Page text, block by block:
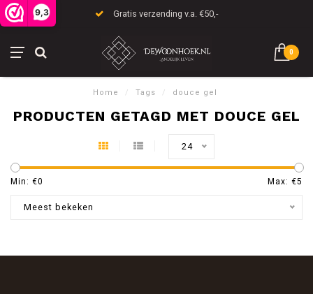
9,3 Gratis verzending v.a. €50,-
0
Home / Tags / douce gel
PRODUCTEN GETAGD MET DOUCE GEL
24
Min: €0 Max: €5
Meest bekeken